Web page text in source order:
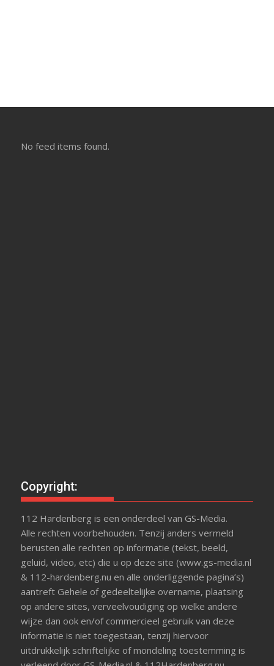
No feed items found.
Copyright:
112 Hardenberg is een onderdeel van GS-Media.
Alle rechten voorbehouden. Tenzij anders vermeld
berusten alle rechten op informatie (tekst, beeld,
geluid, video, etc) die u op deze site (www.gs-media.nl
& 112-hardenberg.nu en alle onderliggende pagina’s)
aantreft Gehele of gedeeltelijke overname, plaatsing
op andere sites, verveelvoudiging op welke andere
wijze dan ook en/of commercieel gebruik van deze
informatie is niet toegestaan, tenzij hiervoor
uitdrukkelijk schriftelijke of mondeling toestemming is